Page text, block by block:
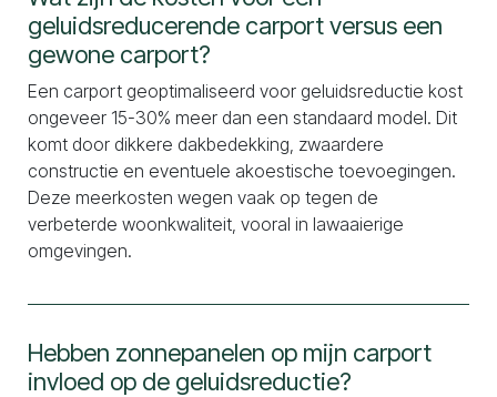
geluidsreducerende carport versus een
gewone carport?
Een carport geoptimaliseerd voor geluidsreductie kost
ongeveer 15-30% meer dan een standaard model. Dit
komt door dikkere dakbedekking, zwaardere
constructie en eventuele akoestische toevoegingen.
Deze meerkosten wegen vaak op tegen de
verbeterde woonkwaliteit, vooral in lawaaierige
omgevingen.
Hebben zonnepanelen op mijn carport
invloed op de geluidsreductie?